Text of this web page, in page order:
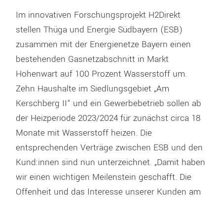
Im innovativen Forschungsprojekt H2Direkt
stellen Thüga und Energie Südbayern (ESB)
zusammen mit der Energienetze Bayern einen
bestehenden Gasnetzabschnitt in Markt
Hohenwart auf 100 Prozent Wasserstoff um.
Zehn Haushalte im Siedlungsgebiet „Am
Kerschberg II“ und ein Gewerbebetrieb sollen ab
der Heizperiode 2023/2024 für zunächst circa 18
Monate mit Wasserstoff heizen. Die
entsprechenden Verträge zwischen ESB und den
Kund:innen sind nun unterzeichnet. „Damit haben
wir einen wichtigen Meilenstein geschafft. Die
Offenheit und das Interesse unserer Kunden am